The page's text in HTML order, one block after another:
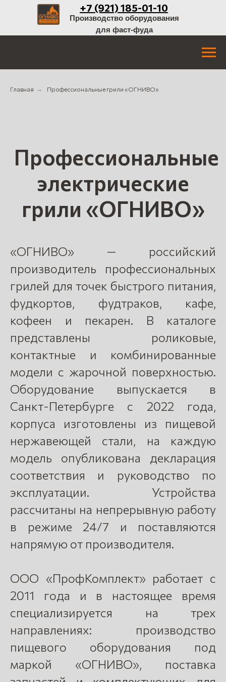
Производство оборудования
для фаст-фуда
+7 (921) 185-01-10
Главная → Профессиональные грили «ОГНИВО»
грили «ОГНИВО»
«ОГНИВО» — российский
производитель профессиональных
грилей для точек быстрого питания,
фудкортов, фудтраков, кафе,
кофеен и пекарен. В каталоге
представлены роликовые,
контактные и комбинированные
модели с жарочной поверхностью.
Оборудование выпускается в
Санкт-Петербурге с 2022 года,
корпуса изготовлены из пищевой
нержавеющей стали, на каждую
модель опубликована декларация
соответствия и руководство по
эксплуатации. Устройства
рассчитаны на непрерывную работу
в режиме 24/7 и поставляются
напрямую от производителя.
ООО «ПрофКомплект» работает с
2011 года и в настоящее время
специализируется на трех
направлениях: производство
пищевого оборудования под
маркой «ОГНИВО», поставка